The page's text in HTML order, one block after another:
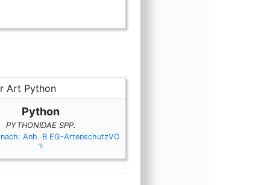
Häute)und Schädel)
(lebend)
(Lederbekleidung)
(Medizin)
(Öle)(Präparate)
(Probe)(Sattlerwaren)
(Snakewine)
Python
PYTHONIDAE SPP.
Anh. B EG-ArtenschutzVO
1)